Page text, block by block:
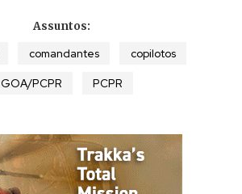
Assuntos:
comandantes copilotos
GOA/PCPR PCPR